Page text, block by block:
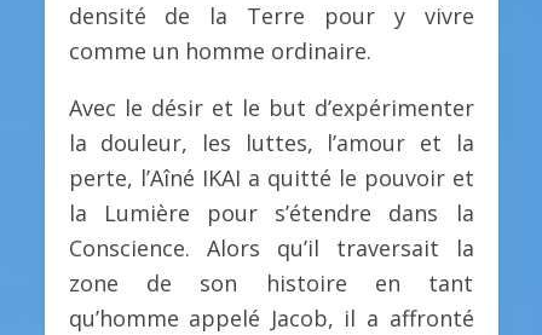
densité de la Terre pour y vivre
comme un homme ordinaire.
Avec le désir et le but d’expérimenter
la douleur, les luttes, l’amour et la
perte, l’Aîné IKAI a quitté le pouvoir et
la Lumière pour s’étendre dans la
Conscience. Alors qu’il traversait la
zone de son histoire en tant
qu’homme appelé Jacob, il a affronté